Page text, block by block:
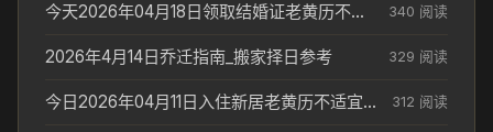
今天2026年04月18日领取结婚证老黄历不适合吗_领证日期参考 340 阅读
2026年4月14日乔迁指南_搬家择日参考 329 阅读
今日2026年04月11日入住新居老黄历不适宜吗_搬家择日参考 312 阅读